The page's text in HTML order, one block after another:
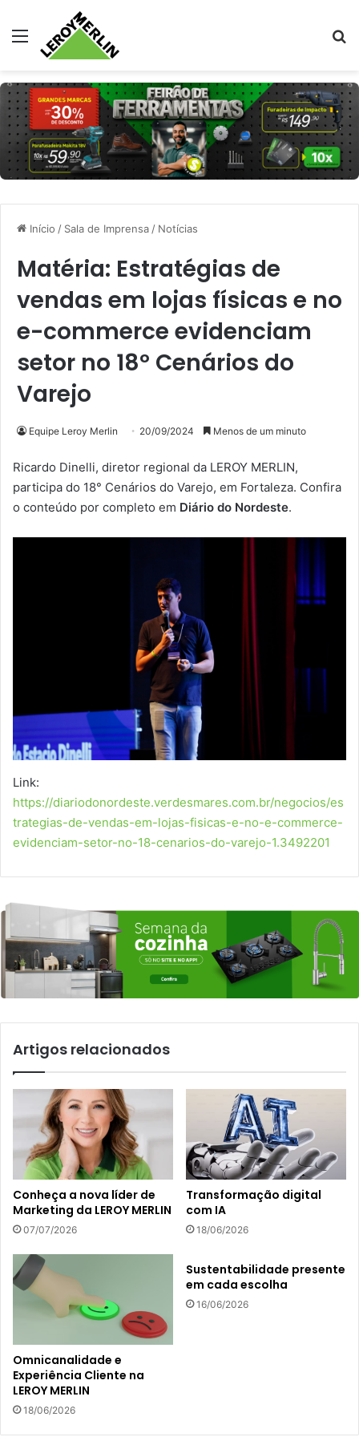
Menu
Início / Sala de Imprensa/ Notícias
Matéria: Estratégias de
vendas em lojas físicas e no
e-commerce evidenciam
setor no 18º Cenários do
Varejo
Equipe Leroy Merlin 20/09/2024 Menos de um minuto
Ricardo Dinelli, diretor regional da LEROY MERLIN,
participa do 18° Cenários do Varejo, em Fortaleza. Confira
o conteúdo por completo em Diário do Nordeste.
Link:
https://diariodonordeste.verdesmares.com.br/negocios/es
trategias-de-vendas-em-lojas-fisicas-e-no-e-commerce-
evidenciam-setor-no-18-cenarios-do-varejo-1.3492201
Artigos relacionados
Conheça a nova líder de
Marketing da LEROY MERLIN
07/07/2026
Transformação digital
com IA
18/06/2026
Omnicanalidade e
Experiência Cliente na
LEROY MERLIN
18/06/2026
Sustentabilidade presente
em cada escolha
16/06/2026